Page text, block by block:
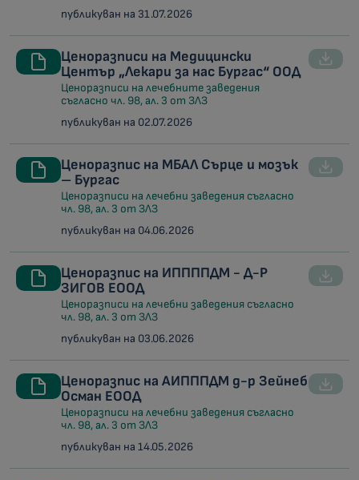
публикуван на 31.07.2026
Ценоразписи на Медицински
Център „Лекари за нас Бургас“ ООД
Ценоразписи на лечебните заведения
съгласно чл. 98, ал. 3 от ЗЛЗ
публикуван на 02.07.2026
Ценоразпис на МБАЛ Сърце и мозък
– Бургас
Ценоразписи на лечебни заведения съгласно
чл. 98, ал. 3 от ЗЛЗ
публикуван на 04.06.2026
Ценоразпис на ИППППДМ - Д-Р
ЗИГОВ ЕООД
Ценоразписи на лечебни заведения съгласно
чл. 98, ал. 3 от ЗЛЗ
публикуван на 03.06.2026
Ценоразпис на АИПППДМ д-р Зейнеб
Осман ЕООД
Ценоразписи на лечебни заведения съгласно
чл. 98, ал. 3 от ЗЛЗ
публикуван на 14.05.2026